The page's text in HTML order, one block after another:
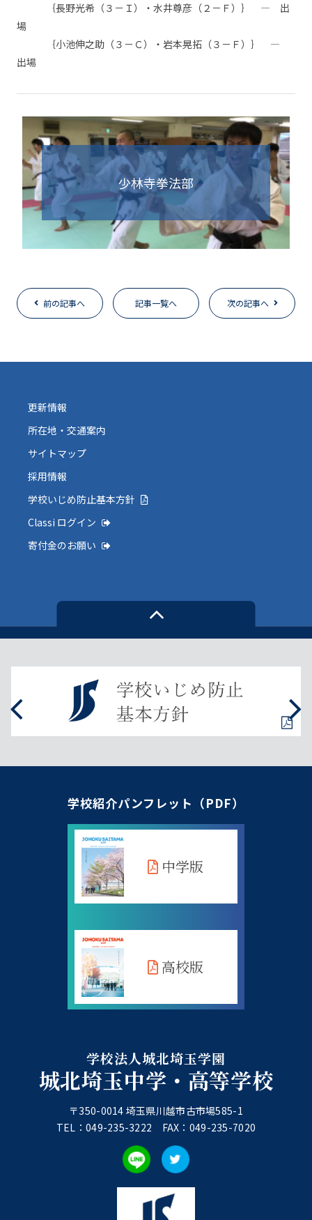
｛長野光希（３－Ｉ）・水井尊彦（２－Ｆ）｝ — 出
場
｛小池伸之助（３－Ｃ）・岩本晃拓（３－Ｆ）｝ —
出場
少林寺拳法部
前の記事へ 記事一覧へ 次の記事へ
更新情報
所在地・交通案内
サイトマップ
採用情報
学校いじめ防止基本方針
Classi ログイン
寄付金のお願い
学校法人城北埼玉学園
城北埼玉中学・高等学校
〒350-0014 埼玉県川越市古市場585-1
TEL：049-235-3222 FAX：049-235-7020
学校紹介パンフレット（PDF）
中学版
高校版